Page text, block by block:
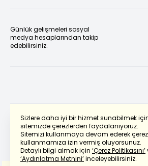
Sizlere daha iyi bir hizmet sunabilmek
sitemizde çerezlerden faydalanıyoruz.
Sitemizi kullanmaya devam ederek
kullanmamıza izin vermiş oluyorsunuz.
Detaylı bilgi almak için ‘Çerez Politikasını’
‘Aydınlatma Metnini’inceleyebilirsiniz.
Günlük gelişmeleri sosyal
medya hesaplarından takip
edebilirsiniz.
Powered by Translate